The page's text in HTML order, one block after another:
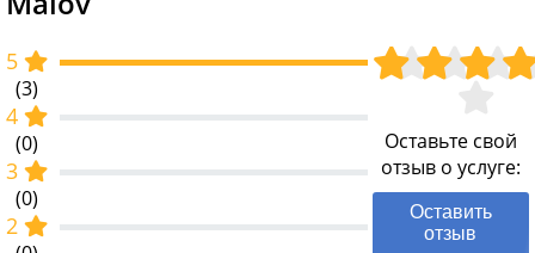
5
(3)
4
(0)
3
(0)
2
Оставьте свой
отзыв о услуге:
Оставить
отзыв